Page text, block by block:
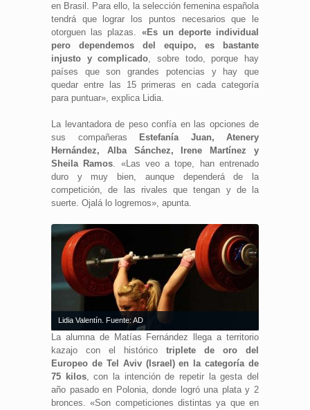
en Brasil. Para ello, la selección femenina española
tendrá que lograr los puntos necesarios que le
otorguen las plazas. «Es un deporte individual
pero dependemos del equipo, es bastante
injusto y complicado, sobre todo, porque hay
países que son grandes potencias y hay que
quedar entre las 15 primeras en cada categoría
para puntuar», explica Lidia.
La levantadora de peso confía en las opciones de
sus compañeras
Estefanía Juan, Atenery
Hernández, Alba Sánchez, Irene Martínez y
Sheila Ramos. «Las veo a tope, han entrenado
duro y muy bien, aunque dependerá de la
competición, de las rivales que tengan y de la
suerte. Ojalá lo logremos», apunta.
Lidia Valentín. Fuente: AD
La alumna de Matías Fernández llega a territorio
kazajo con el histórico triplete de oro del
Europeo de Tel Aviv (Israel) en la categoría de
75 kilos, con la intención de repetir la gesta del
año pasado en Polonia, donde logró una plata y 2
bronces. «Son competiciones distintas ya que en